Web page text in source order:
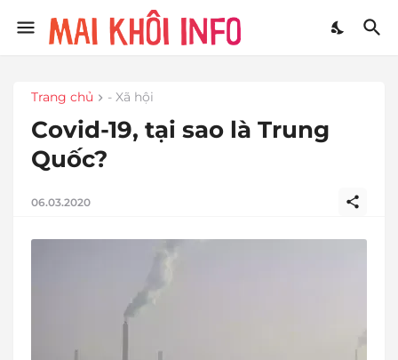
Trang chủ - Xã hội
Covid-19, tại sao là Trung
Quốc?
06.03.2020